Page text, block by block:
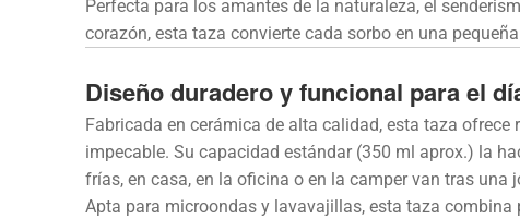
Perfecta para los amantes de la naturaleza, el
corazón, esta taza convierte cada sorbo en una
Diseño duradero y funcional para el
Fabricada en cerámica de alta calidad, esta taza ofrece
impecable. Su capacidad estándar (350 ml aprox.) la
frías, en casa, en la oficina o en la camper van tras una
Apta para microondas y lavavajillas, esta taza